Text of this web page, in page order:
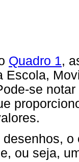
Quadro 1,
Escola,
se
desenhos,
ou seja,